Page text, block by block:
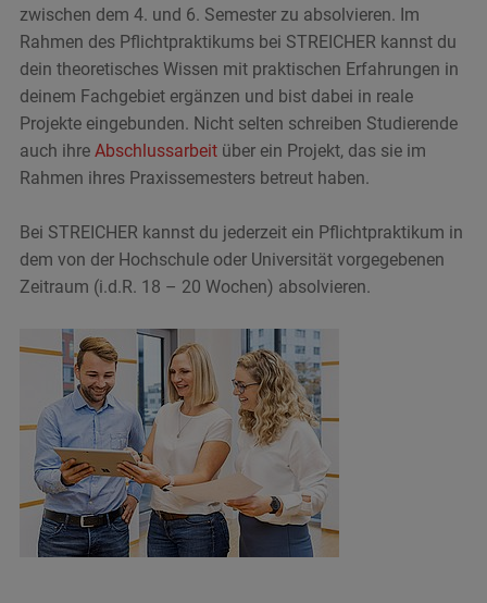
zwischen dem 4. und 6. Semester zu absolvieren. Im
Rahmen des Pflichtpraktikums bei STREICHER kannst du
dein theoretisches Wissen mit praktischen Erfahrungen in
deinem Fachgebiet ergänzen und bist dabei in reale
Projekte eingebunden. Nicht selten schreiben Studierende
auch ihre Abschlussarbeitüber ein Projekt, das sie im
Rahmen ihres Praxissemesters betreut haben.
Bei STREICHER kannst du jederzeit ein Pflichtpraktikum in
dem von der Hochschule oder Universität vorgegebenen
Zeitraum (i.d.R. 18 – 20 Wochen) absolvieren.